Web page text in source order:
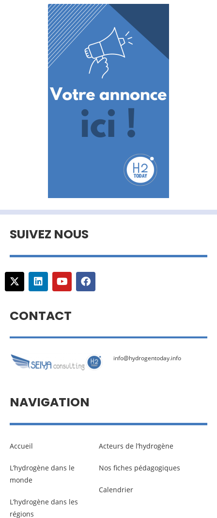
SUIVEZ NOUS
CONTACT
info@hydrogentoday.info
NAVIGATION
Accueil
L’hydrogène dans le
monde
L’hydrogène dans les
régions
Acteurs de l’hydrogène
Nos fiches pédagogiques
Calendrier